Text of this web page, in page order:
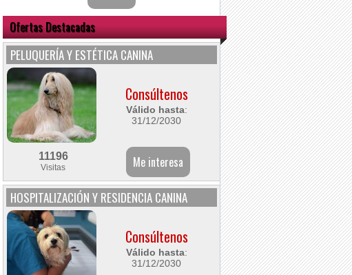
Ofertas Destacadas
PELUQUERÍA Y ESTÉTICA CANINA
Consúltenos
Válido hasta:
31/12/2030
11196
Visitas
HOSPITALIZACIÓN Y RESIDENCIA CANINA
Consúltenos
Válido hasta:
31/12/2030